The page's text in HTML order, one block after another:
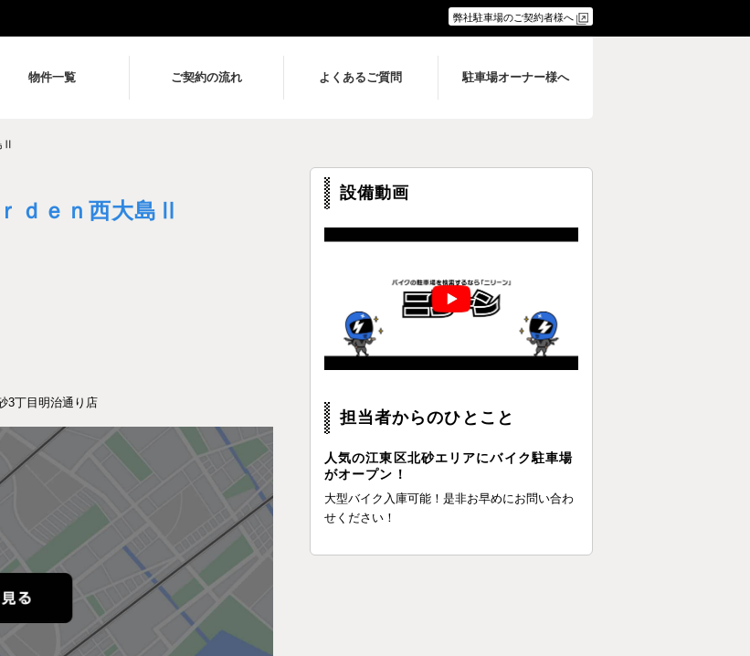
弊社駐車場のご契約者様へ
物件一覧 ご契約の流れ よくあるご質問 駐車場オーナー様へ
Ⅱ
ｄｅｎ西大島Ⅱ
3丁目明治通り店
設備動画
担当者からのひとこと
人気の江東区北砂エリアにバイク駐車場
がオープン！
大型バイク入庫可能！是非お早めにお問い合わ
せください！